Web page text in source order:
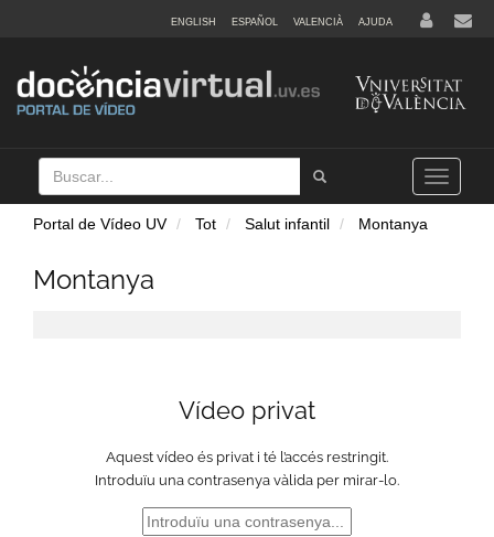
ENGLISH ESPAÑOL VALENCIÀ AJUDA
Buscar
Tramet
Toggle
navigation
Portal de Vídeo UV Tot Salut infantil Montanya
Montanya